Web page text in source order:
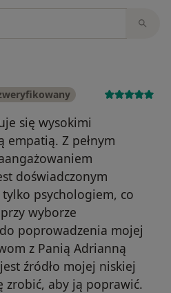
się wysokimi
empatią. Z pełnym
doświadczonym
psychologiem, co
wyborze
poprowadzenia mojej
z Panią Adrianną
źródło mojej niskiej
zrobić, aby ją poprawić.